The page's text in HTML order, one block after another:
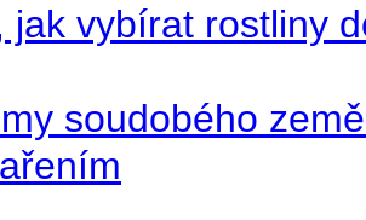
jak vybírat rostliny
soudobého